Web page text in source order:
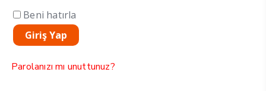
Beni hatırla
Giriş Yap
Parolanızı mı unuttunuz?